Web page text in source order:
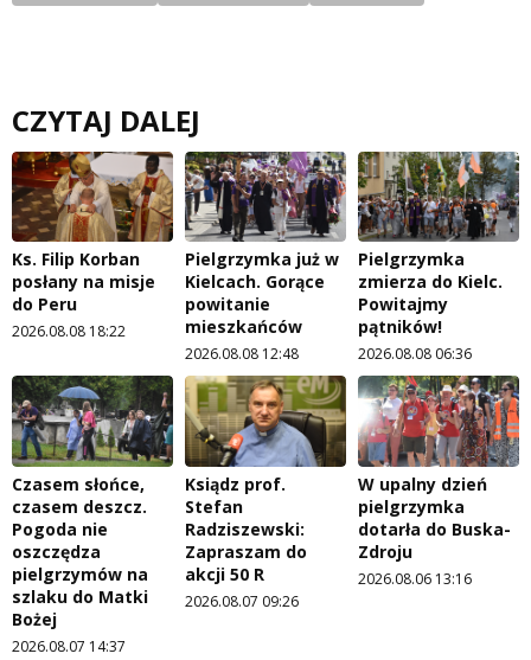
CZYTAJ DALEJ
Ks. Filip Korban
posłany na misje
do Peru
2026.08.08 18:22
Pielgrzymka już w
Kielcach. Gorące
powitanie
mieszkańców
2026.08.08 12:48
Pielgrzymka
zmierza do Kielc.
Powitajmy
pątników!
2026.08.08 06:36
Czasem słońce,
czasem deszcz.
Pogoda nie
oszczędza
pielgrzymów na
szlaku do Matki
Bożej
2026.08.07 14:37
Ksiądz prof.
Stefan
Radziszewski:
Zapraszam do
akcji 50 R
2026.08.07 09:26
W upalny dzień
pielgrzymka
dotarła do Buska-
Zdroju
2026.08.06 13:16